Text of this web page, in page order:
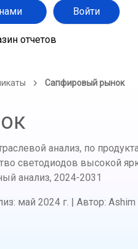
Войти
отчетов
Сапфировый рынок
анализ, по
светодиодов высокой
анализ, 2024-2031
: май 2024 г. Автор: Ashim